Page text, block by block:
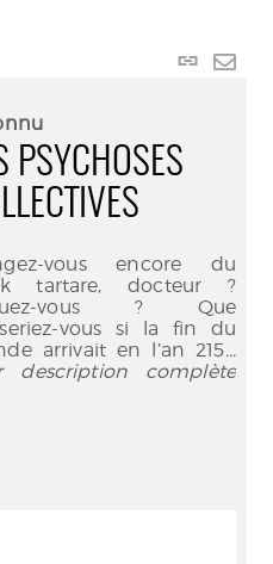
Lien
PSYCHOSES
vous encore du
tartare, docteur ?
vous ? Que
vous si la fin du
arrivait en l’an 215...
description complète